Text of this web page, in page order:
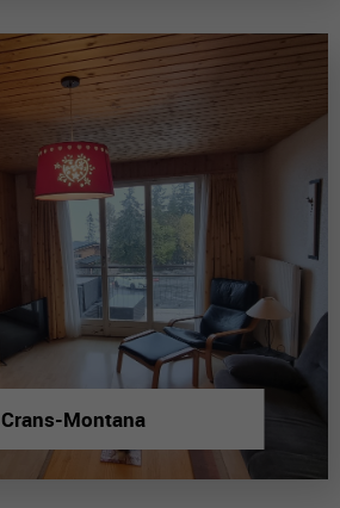
Crans-Montana